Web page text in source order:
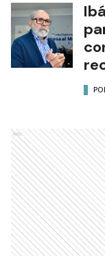
Ads